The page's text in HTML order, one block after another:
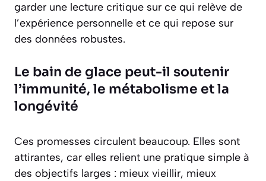
garder une lecture critique sur ce qui relève de
l’expérience personnelle et ce qui repose sur
des données robustes.
Le bain de glace peut-il soutenir
l’immunité, le métabolisme et la
longévité
Ces promesses circulent beaucoup. Elles sont
attirantes, car elles relient une pratique simple à
des objectifs larges : mieux vieillir, mieux